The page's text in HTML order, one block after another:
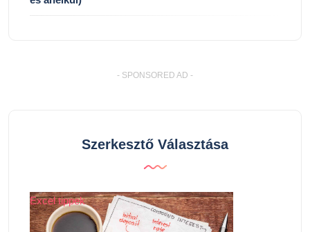
- SPONSORED AD -
Szerkesztő Választása
Excel tippek